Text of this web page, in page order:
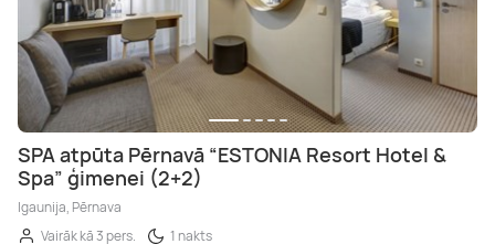
SPA atpūta Pērnavā “ESTONIA Resort Hotel &
Spa” ģimenei (2+2)
Igaunija, Pērnava
Vairāk kā 3 pers.
1 nakts